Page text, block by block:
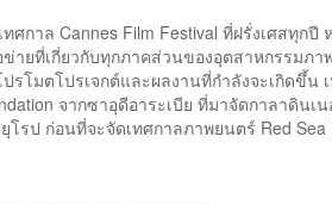
ทศกาล Cannes Film Festival ที่ฝรั่งเศสทุก
ข่ายที่เกี่ยวกับทุกภาคส่วนของอุตสาหกรรมภ
ปรโมตโปรเจกต์และผลงานที่กำลังจะเกิดขึ้น
จากซาอุดีอาระเบีย ที่มาจัดกาลาดินเ
โรป ก่อนที่จะจัดเทศกาลภาพยนตร์ Red Sea